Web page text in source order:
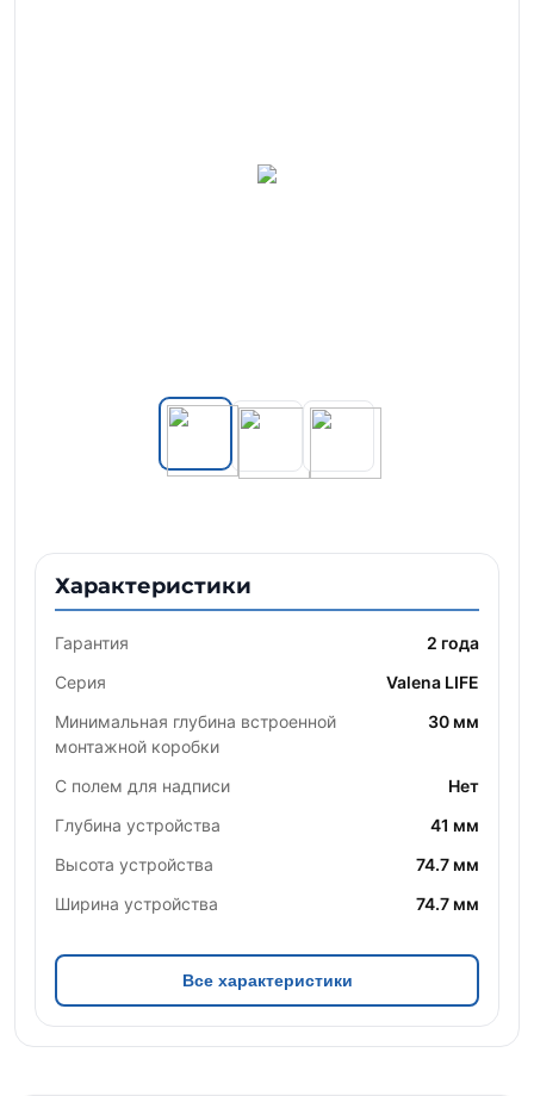
Характеристики
Гарантия
2 года
Серия
Valena LIFE
Минимальная глубина встроенной
монтажной коробки
30 мм
С полем для надписи
Нет
Глубина устройства
41 мм
Высота устройства
74.7 мм
Ширина устройства
74.7 мм
Все характеристики